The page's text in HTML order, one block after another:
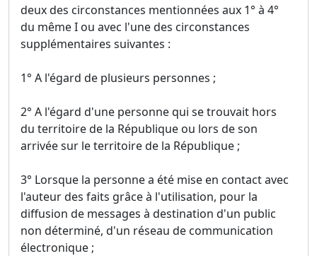
deux des circonstances mentionnées aux 1° à 4°
du même I ou avec l'une des circonstances
supplémentaires suivantes :
1° A l'égard de plusieurs personnes ;
2° A l'égard d'une personne qui se trouvait hors
du territoire de la République ou lors de son
arrivée sur le territoire de la République ;
3° Lorsque la personne a été mise en contact avec
l'auteur des faits grâce à l'utilisation, pour la
diffusion de messages à destination d'un public
non déterminé, d'un réseau de communication
électronique ;